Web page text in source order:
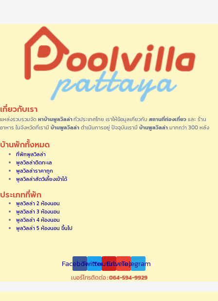
เกี่ยวกับเรา
แหล่งรวบรวมจัดหาบ้านพูลวิลล่าทั่วประเทศไทย เราให้ข้อมูลเกี่ยวกับ สถานที่ท่องเที่ยวและ ร้าน
อาหาร ในจังหวัดที่เรามีบ้านพูลวิลล่าดำเนินการอยู่ ปัจจุบันเรามีบ้านพูลวิลล่ามากกว่า 300 หลัง
บ้านพักทั้งหมด
ที่พักพูลวิลล่า
พูลวิลล่าติดทะเล
พูลวิลล่าราคาถูก
พูลวิลล่าสัตว์เลี้ยงเข้าได้
ประเภทที่พัก
พูลวิลล่า 2 ห้องนอน
พูลวิลล่า 3 ห้องนอน
พูลวิลล่า 4 ห้องนอน
พูลวิลล่า 5 ห้องนอน ขึ้นไป
Facebook
TwitterYoutubeEnvelopeTelegram
เบอร์โทรติดต่อ: 064-594-9929